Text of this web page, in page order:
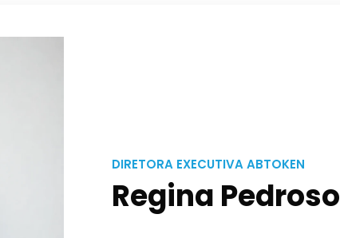
DIRETORA EXECUTIVA ABTOKEN
Regina Pedroso